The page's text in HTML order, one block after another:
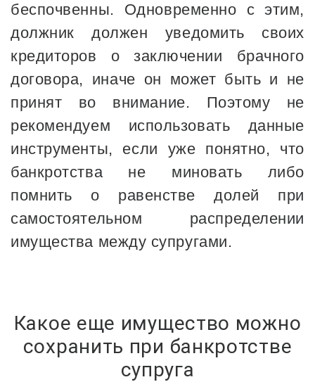
беспочвенны. Одновременно с этим,
должник должен уведомить своих
кредиторов о заключении брачного
договора, иначе он может быть и не
принят во внимание. Поэтому не
рекомендуем использовать данные
инструменты, если уже понятно, что
банкротства не миновать либо
помнить о равенстве долей при
самостоятельном распределении
имущества между супругами.
Какое еще имущество можно
сохранить при банкротстве
супруга